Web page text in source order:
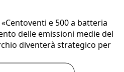
e 500 a batteria
delle emissioni medie del
diventerà strategico per